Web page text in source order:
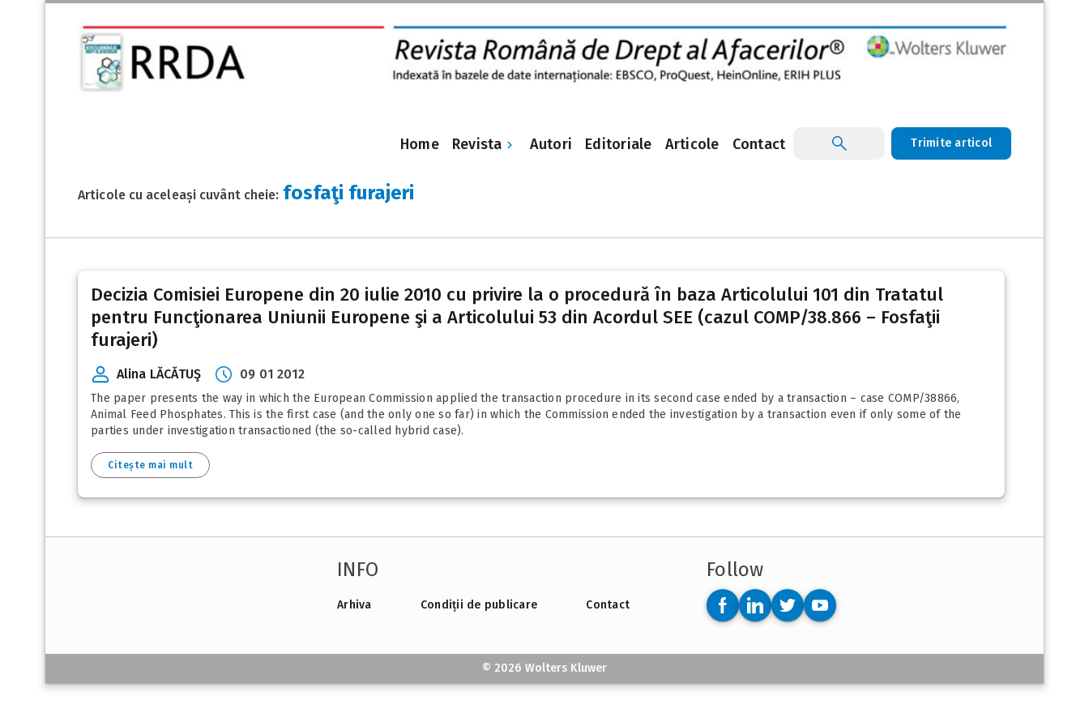
Home Revista Autori Editoriale Articole Contact Trimite articol
Articole cu aceleași cuvânt cheie: fosfaţi furajeri
Decizia Comisiei Europene din 20 iulie 2010 cu privire la o procedură în baza Articolului 101 din Tratatul
pentru Funcţionarea Uniunii Europene şi a Articolului 53 din Acordul SEE (cazul COMP/38.866 – Fosfaţii
furajeri)
Alina LĂCĂTUŞ 09 01 2012
The paper presents the way in which the European Commission applied the transaction procedure in its second case ended by a transaction – case COMP/38866,
Animal Feed Phosphates. This is the first case (and the only one so far) in which the Commission ended the investigation by a transaction even if only some of the
parties under investigation transactioned (the so-called hybrid case).
Citește mai mult
INFO
Arhiva Condiții de publicare Contact
Follow
© 2026 Wolters Kluwer